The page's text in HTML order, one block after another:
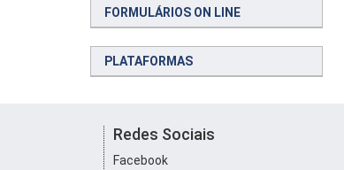
FORMULÁRIOS ON LINE
PLATAFORMAS
Redes Sociais
Facebook